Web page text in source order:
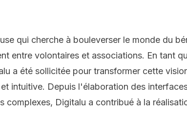
qui cherche à bouleverser le monde du
entre volontaires et associations. En tant
a été sollicitée pour transformer cette
intuitive. Depuis l'élaboration des
complexes, Digitalu a contribué à la